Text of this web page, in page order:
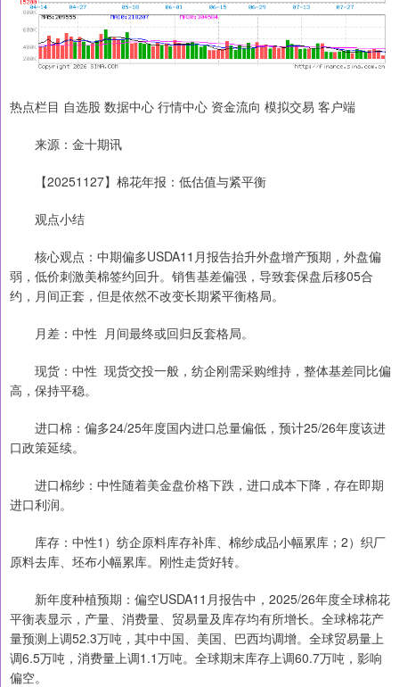
热点栏目 自选股 数据中心 行情中心 资金流向 模拟交易 客户端
来源：金十期讯
【20251127】棉花年报：低估值与紧平衡
观点小结
核心观点：中期偏多USDA11月报告抬升外盘增产预期，外盘偏
弱，低价刺激美棉签约回升。销售基差偏强，导致套保盘后移05合
约，月间正套，但是依然不改变长期紧平衡格局。
月差：中性 月间最终或回归反套格局。
现货：中性 现货交投一般，纺企刚需采购维持，整体基差同比偏
高，保持平稳。
进口棉：偏多24/25年度国内进口总量偏低，预计25/26年度该进
口政策延续。
进口棉纱：中性随着美金盘价格下跌，进口成本下降，存在即期
进口利润。
库存：中性1）纺企原料库存补库、棉纱成品小幅累库；2）织厂
原料去库、坯布小幅累库。刚性走货好转。
新年度种植预期：偏空USDA11月报告中，2025/26年度全球棉花
平衡表显示，产量、消费量、贸易量及库存均有所增长。全球棉花产
量预测上调52.3万吨，其中中国、美国、巴西均调增。全球贸易量上
调6.5万吨，消费量上调1.1万吨。全球期末库存上调60.7万吨，影响
偏空。